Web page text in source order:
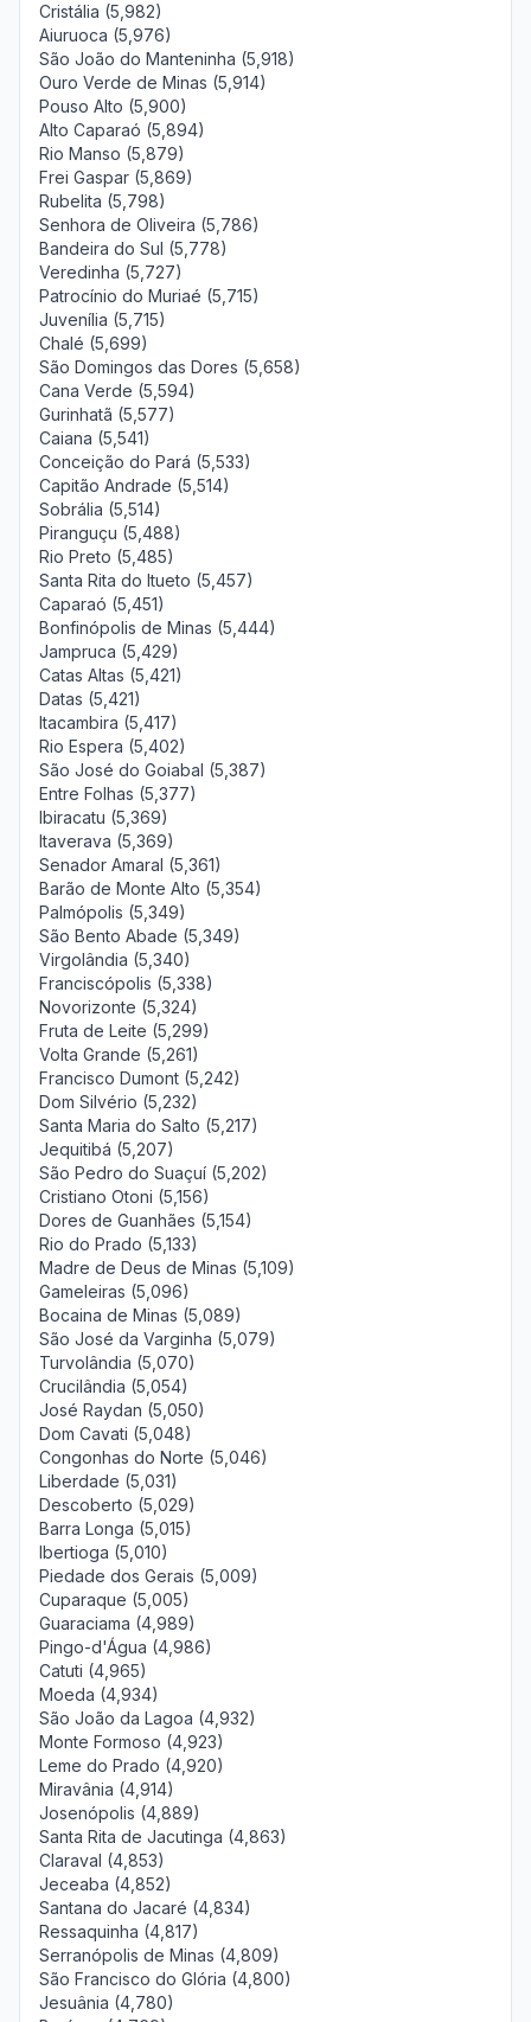
Cristália (5,982)
Aiuruoca (5,976)
São João do Manteninha (5,918)
Ouro Verde de Minas (5,914)
Pouso Alto (5,900)
Alto Caparaó (5,894)
Rio Manso (5,879)
Frei Gaspar (5,869)
Rubelita (5,798)
Senhora de Oliveira (5,786)
Bandeira do Sul (5,778)
Veredinha (5,727)
Patrocínio do Muriaé (5,715)
Juvenília (5,715)
Chalé (5,699)
São Domingos das Dores (5,658)
Cana Verde (5,594)
Gurinhatã (5,577)
Caiana (5,541)
Conceição do Pará (5,533)
Capitão Andrade (5,514)
Sobrália (5,514)
Piranguçu (5,488)
Rio Preto (5,485)
Santa Rita do Itueto (5,457)
Caparaó (5,451)
Bonfinópolis de Minas (5,444)
Jampruca (5,429)
Catas Altas (5,421)
Datas (5,421)
Itacambira (5,417)
Rio Espera (5,402)
São José do Goiabal (5,387)
Entre Folhas (5,377)
Ibiracatu (5,369)
Itaverava (5,369)
Senador Amaral (5,361)
Barão de Monte Alto (5,354)
Palmópolis (5,349)
São Bento Abade (5,349)
Virgolândia (5,340)
Franciscópolis (5,338)
Novorizonte (5,324)
Fruta de Leite (5,299)
Volta Grande (5,261)
Francisco Dumont (5,242)
Dom Silvério (5,232)
Santa Maria do Salto (5,217)
Jequitibá (5,207)
São Pedro do Suaçuí (5,202)
Cristiano Otoni (5,156)
Dores de Guanhães (5,154)
Rio do Prado (5,133)
Madre de Deus de Minas (5,109)
Gameleiras (5,096)
Bocaina de Minas (5,089)
São José da Varginha (5,079)
Turvolândia (5,070)
Crucilândia (5,054)
José Raydan (5,050)
Dom Cavati (5,048)
Congonhas do Norte (5,046)
Liberdade (5,031)
Descoberto (5,029)
Barra Longa (5,015)
Ibertioga (5,010)
Piedade dos Gerais (5,009)
Cuparaque (5,005)
Guaraciama (4,989)
Pingo-d'Água (4,986)
Catuti (4,965)
Moeda (4,934)
São João da Lagoa (4,932)
Monte Formoso (4,923)
Leme do Prado (4,920)
Miravânia (4,914)
Josenópolis (4,889)
Santa Rita de Jacutinga (4,863)
Claraval (4,853)
Jeceaba (4,852)
Santana do Jacaré (4,834)
Ressaquinha (4,817)
Serranópolis de Minas (4,809)
São Francisco do Glória (4,800)
Jesuânia (4,780)